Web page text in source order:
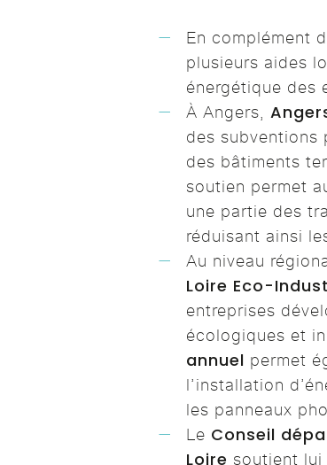
En complément
plusieurs aides
énergétique des
À Angers,
des subventions
des bâtiments
soutien permet
une partie des
réduisant ainsi
Au niveau
Loire Eco-
entreprises
écologiques et
annuel permet
l’installation
les panneaux
Le Conseil
Loire soutient lui